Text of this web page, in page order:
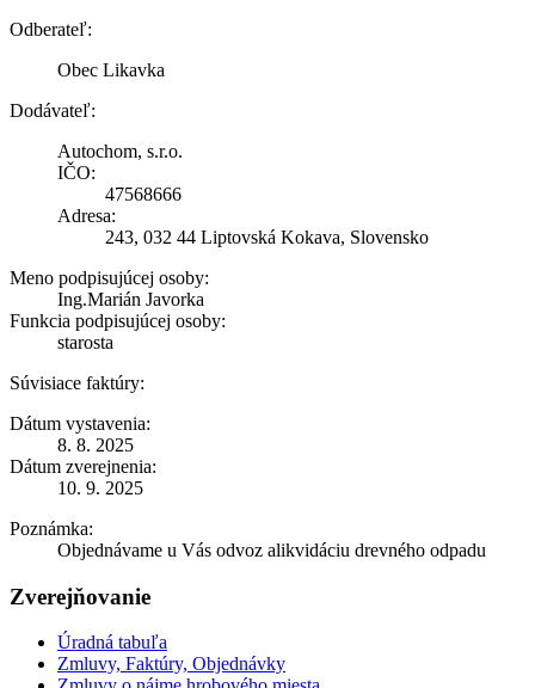
Odberateľ:
Obec Likavka
Dodávateľ:
Autochom, s.r.o.
IČO:
47568666
Adresa:
243, 032 44 Liptovská Kokava, Slovensko
Meno podpisujúcej osoby:
Ing.Marián Javorka
Funkcia podpisujúcej osoby:
starosta
Súvisiace faktúry:
Dátum vystavenia:
8. 8. 2025
Dátum zverejnenia:
10. 9. 2025
Poznámka:
Objednávame u Vás odvoz alikvidáciu drevného odpadu
Zverejňovanie
Úradná tabuľa
Zmluvy, Faktúry, Objednávky